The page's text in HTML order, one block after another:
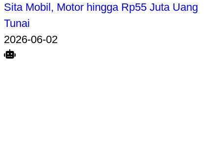
Sita Mobil, Motor hingga Rp55 Juta Uang
Tunai
2026-06-02